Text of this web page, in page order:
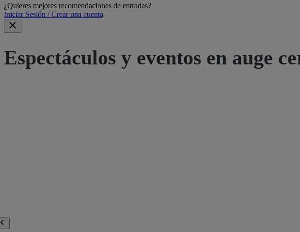
¿Quieres mejores recomendaciones de entradas?
Iniciar Sesión / Crear una cuenta
Espectáculos y eventos en auge